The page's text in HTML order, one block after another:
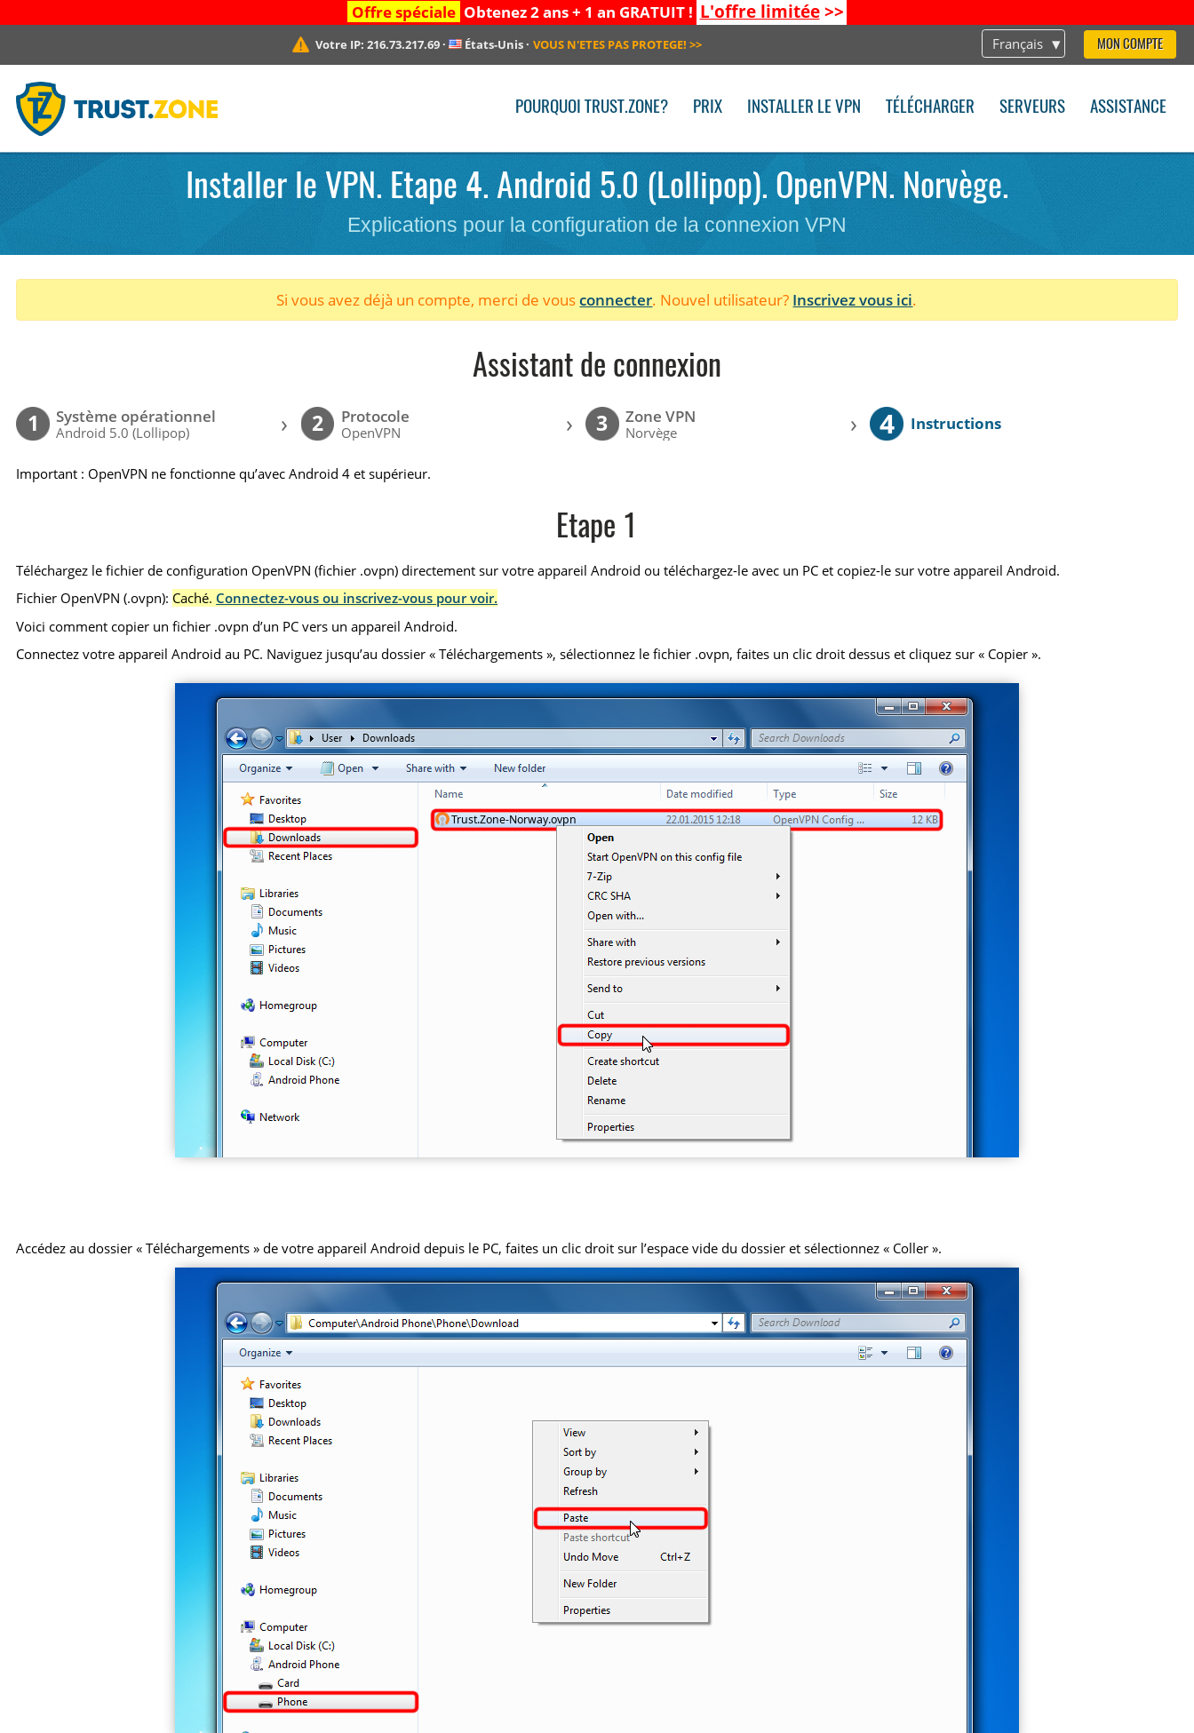
Offre spéciale Obtenez 2 ans + 1 an GRATUIT ! L'offre limitée>>
Français MON COMPTE
Votre IP:216.73.217.69 · États-Unis · VOUS N'ETES PAS PROTEGE! >>
POURQUOI TRUST.ZONE? PRIX INSTALLER LE VPN TÉLÉCHARGER SERVEURS ASSISTANCE
Installer le VPN. Etape 4. Android 5.0 (Lollipop). OpenVPN. Norvège.
Explications pour la configuration de la connexion VPN
Si vous avez déjà un compte, merci de vousconnecter. Nouvel utilisateur? Inscrivez vous ici.
Assistant de connexion
1 Système opérationnel
Android 5.0 (Lollipop) › 2 Protocole
OpenVPN › 3 Zone VPN
Norvège › 4 Instructions
Important : OpenVPN ne fonctionne qu’avec Android 4 et supérieur.
Etape 1
Téléchargez le fichier de configuration OpenVPN (fichier .ovpn) directement sur votre appareil Android ou téléchargez-le avec un PC et copiez-le sur votre appareil Android.
Fichier OpenVPN (.ovpn): Caché. Connectez-vous ou inscrivez-vous pour voir.
Voici comment copier un fichier .ovpn d’un PC vers un appareil Android.
Connectez votre appareil Android au PC. Naviguez jusqu’au dossier « Téléchargements », sélectionnez le fichier .ovpn, faites un clic droit dessus et cliquez sur « Copier ».
Trust.Zone-Norway.ovpn
Accédez au dossier « Téléchargements » de votre appareil Android depuis le PC, faites un clic droit sur l’espace vide du dossier et sélectionnez « Coller ».